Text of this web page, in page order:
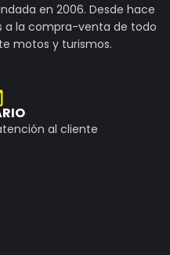
en 2006. Desde hace
a la compra-venta de todo
motos y turismos.
al cliente